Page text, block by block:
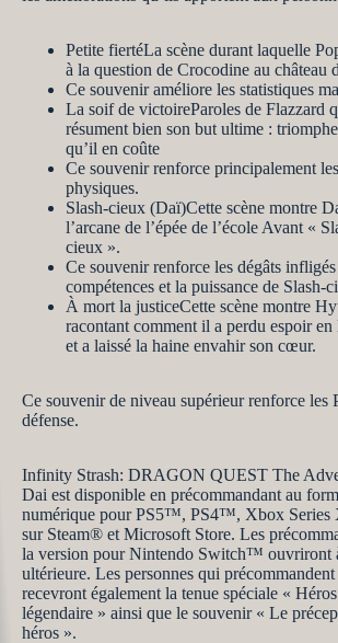
Petite fiertéLa scène durant laquelle
à la question de Crocodine au château
Ce souvenir améliore les statistiques
La soif de victoireParoles de Flazzard
résument bien son but ultime :
qu’il en coûte
Ce souvenir renforce principalement
physiques.
Slash-cieux (Daï)Cette scène montre
l’arcane de l’épée de l’école Avant «
cieux ».
Ce souvenir renforce les dégâts
compétences et la puissance de Slash-
À mort la justiceCette scène montre
racontant comment il a perdu espoir en
et a laissé la haine envahir son cœur.
Ce souvenir de niveau supérieur renforce les
défense.
Infinity Strash: DRAGON QUEST The
Dai est disponible en précommandant au
numérique pour PS5™, PS4™, Xbox Series
sur Steam® et Microsoft Store. Les
la version pour Nintendo Switch™ ouvriront
ultérieure. Les personnes qui précommandent
recevront également la tenue spéciale « Héros
légendaire » ainsi que le souvenir « Le
héros ».